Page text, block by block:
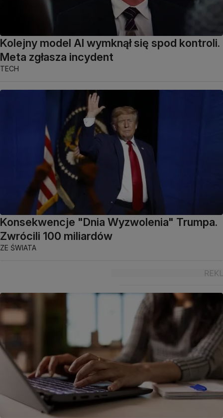
Kolejny model AI wymknął się spod kontroli.
Meta zgłasza incydent
TECH
Konsekwencje "Dnia Wyzwolenia" Trumpa.
Zwrócili 100 miliardów
ZE ŚWIATA